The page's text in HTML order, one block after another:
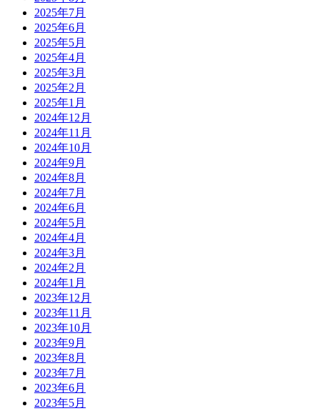
2025年7月
2025年6月
2025年5月
2025年4月
2025年3月
2025年2月
2025年1月
2024年12月
2024年11月
2024年10月
2024年9月
2024年8月
2024年7月
2024年6月
2024年5月
2024年4月
2024年3月
2024年2月
2024年1月
2023年12月
2023年11月
2023年10月
2023年9月
2023年8月
2023年7月
2023年6月
2023年5月